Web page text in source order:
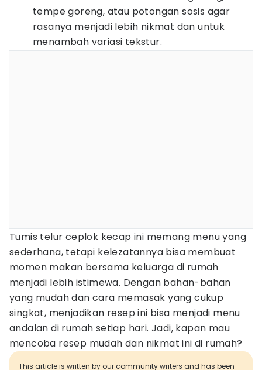
tempe goreng, atau potongan sosis agar
rasanya menjadi lebih nikmat dan untuk
menambah variasi tekstur.
Tumis telur ceplok kecap ini memang menu yang
sederhana, tetapi kelezatannya bisa membuat
momen makan bersama keluarga di rumah
menjadi lebih istimewa. Dengan bahan-bahan
yang mudah dan cara memasak yang cukup
singkat, menjadikan resep ini bisa menjadi menu
andalan di rumah setiap hari. Jadi, kapan mau
mencoba resep mudah dan nikmat ini di rumah?
This article is written by our community writers and has been